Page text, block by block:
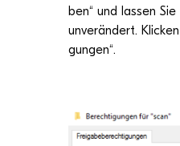
ben“ und las­sen
unver­än­dert.
gun­gen“.